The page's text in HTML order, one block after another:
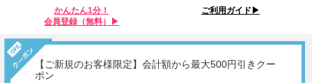
かんたん1分！
会員登録（無料）▶︎
ご利用ガイド▶︎
【ご新規のお客様限定】会計額から最大500円引きクー
ポン